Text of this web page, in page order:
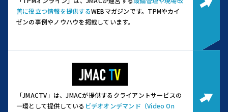
善に役立つ情報を提供するWEBマガジンです。 TPMやカイ
ゼンの事例やノウハウを掲載しています。
「JMACTV」は、JMACが提供するクライアントサービスの
一環として提供している ビデオオンデマンド（Video On